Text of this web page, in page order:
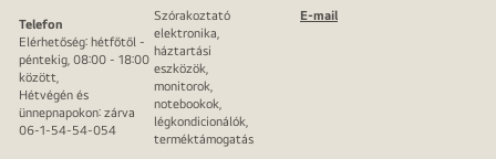
Telefon
Elérhetőség: hétfőtől -
péntekig, 08:00 - 18:00
között,
Hétvégén és
ünnepnapokon: zárva
06-1-54-54-054
Szórakoztató
elektronika,
háztartási
eszközök,
monitorok,
notebookok,
légkondicionálók,
terméktámogatás
E-mail